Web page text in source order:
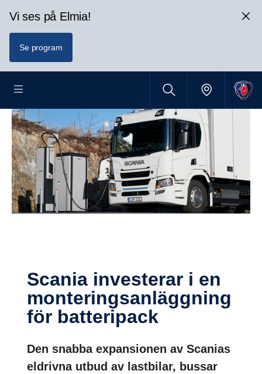
Vi ses på Elmia!
Se program
Scania investerar i en
monte­rings­an­lägg­ning
för batte­ri­pack
Den snabba expansionen av Scanias
eldrivna utbud av lastbilar, bussar